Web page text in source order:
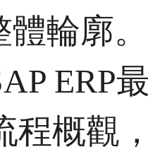
輪廓。
ERP
程概觀